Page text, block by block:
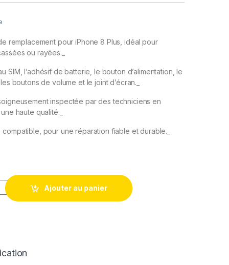
remplacement pour iPhone 8 Plus, idéal pour
ou rayées._
SIM, l’adhésif de batterie, le bouton d’alimentation, le
boutons de volume et le joint d’écran._
inspectée par des techniciens en
haute qualité._
compatible, pour une réparation fiable et durable._
Remplacement NU pour iPhone 8 Plus Rouge - Chassis
Ajouter au panier